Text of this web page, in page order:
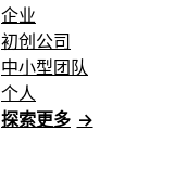
企业
初创公司
中小型团队
个人
探索更多 →